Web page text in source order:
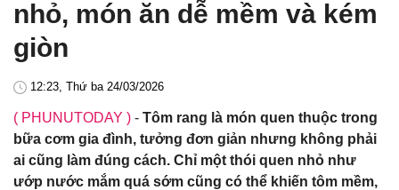
nhỏ, món ăn dễ mềm và kém
giòn
12:23, Thứ ba 24/03/2026
( PHUNUTODAY ) - Tôm rang là món quen thuộc trong
bữa cơm gia đình, tưởng đơn giản nhưng không phải
ai cũng làm đúng cách. Chỉ một thói quen nhỏ như
ướp nước mắm quá sớm cũng có thể khiến tôm mềm,